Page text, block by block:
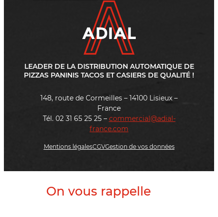
LEADER DE LA DISTRIBUTION AUTOMATIQUE DE
PIZZAS PANINIS TACOS ET CASIERS DE QUALITÉ !
148, route de Cormeilles – 14100 Lisieux –
France
Tél. 02 31 65 25 25 – commercial@adial-
france.com
Mentions légalesCGVGestion de vos données
On vous rappelle